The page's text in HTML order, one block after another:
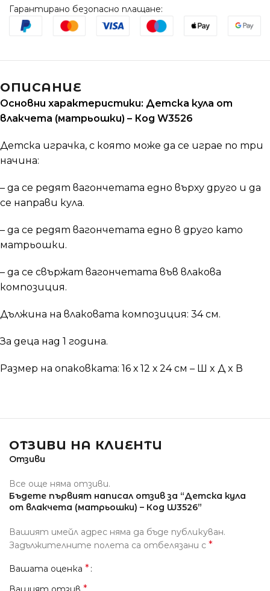
Гарантирано безопасно плащане:
ОПИСАНИЕ
Основни характеристики: Детска кула от
влакчета (матрьошки) – Код W3526
Детска играчка, с която може да се играе по три
начина:
– да се редят вагончетата едно върху друго и да
се направи кула.
– да се редят вагончетата едно в друго като
матрьошки.
– да се свържат вагончетата във влакова
композиция.
Дължина на влаковата композиция: 34 см.
За деца над 1 година.
Размер на опаковката: 16 х 12 х 24 см – Ш x Д x В
ОТЗИВИ НА КЛИЕНТИ
Отзиви
Все още няма отзиви.
Бъдете първият написал отзив за “Детска кула
от влакчета (матрьошки) – Код W3526”
Вашият имейл адрес няма да бъде публикуван.
Задължителните полета са отбелязани с *
Вашата оценка *